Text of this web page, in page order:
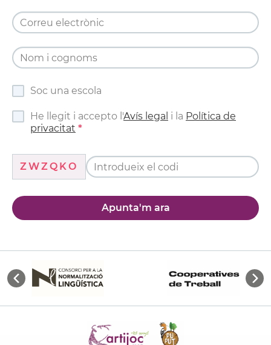
Soc una escola
He llegit i accepto l'Avís legal i la Política de
privacitat
ZWZQKO
Apunta'm ara